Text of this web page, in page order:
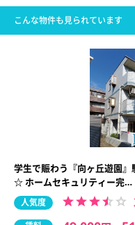
こんな物件も見られています
学生で賑わう『向ヶ丘遊園
☆ ホームセキュリティー完…
人気度